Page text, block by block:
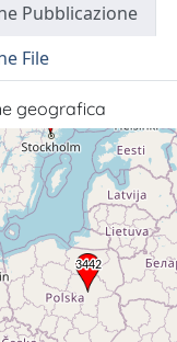
Pubblicazione
File
geografica